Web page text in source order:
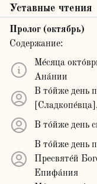
Уставные чтения
Пролог (октябрь)
Содержание:
Ме́сяца
Ана́нии
В то́йже день
В то́йже день
В то́йже день
Пресвяте́й
Епифа́ния